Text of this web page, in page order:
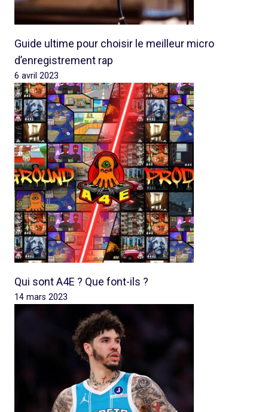
Guide ultime pour choisir le meilleur micro
d’enregistrement rap
6 avril 2023
Qui sont A4E ? Que font-ils ?
14 mars 2023